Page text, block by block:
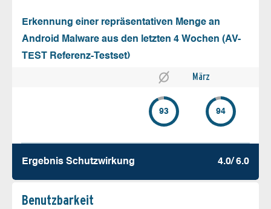
Erkennung einer repräsentativen Menge an
Android Malware aus den letzten 4 Wochen (AV-
TEST Referenz-Testset)
März
93 94
Ergebnis Schutz­wirkung 4.0/ 6.0
Benutz­barkeit